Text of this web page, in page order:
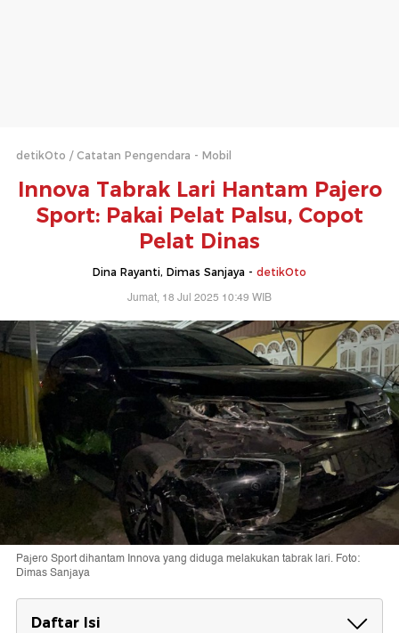
detikOto Catatan Pengendara - Mobil
Innova Tabrak Lari Hantam Pajero
Sport: Pakai Pelat Palsu, Copot
Pelat Dinas
Dina Rayanti, Dimas Sanjaya - detikOto
Jumat, 18 Jul 2025 10:49 WIB
Pajero Sport dihantam Innova yang diduga melakukan tabrak lari. Foto:
Dimas Sanjaya
Daftar Isi